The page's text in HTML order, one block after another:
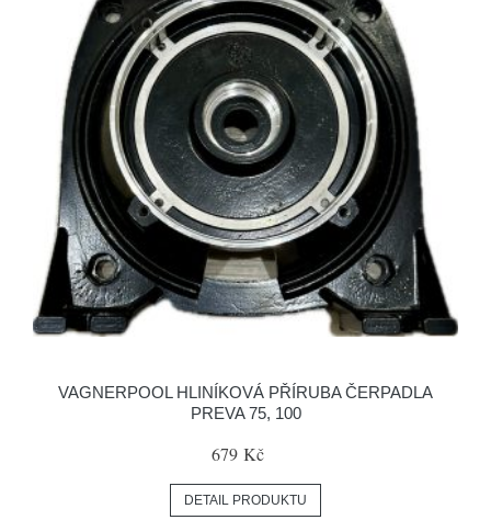
VAGNERPOOL HLINÍKOVÁ PŘÍRUBA ČERPADLA
PREVA 75, 100
679 Kč
DETAIL PRODUKTU